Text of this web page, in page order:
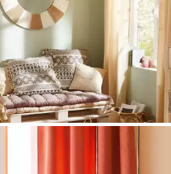
ATMOSPHERA CRÉATEUR
Pendelleuchte JILY, Leuchte mit